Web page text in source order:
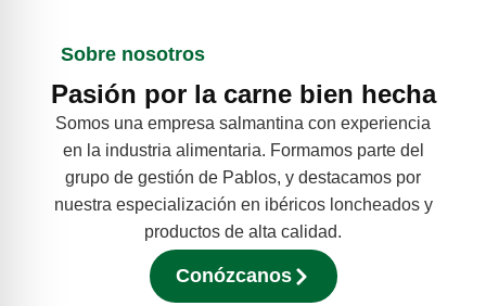
Sobre nosotros
Pasión por la carne bien hecha
Somos una empresa salmantina con experiencia
en la industria alimentaria. Formamos parte del
grupo de gestión de Pablos, y destacamos por
nuestra especialización en ibéricos loncheados y
productos de alta calidad.
Conózcanos